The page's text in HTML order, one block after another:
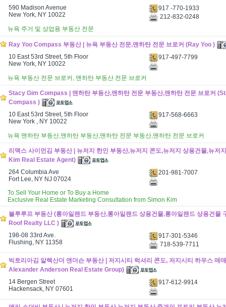
590 Madison Avenue
New York, NY 10022
917 -770-1933
212-832-0248
뉴욕 주거 및 상업용 부동산 전문
Ray Yoo Compass 부동산 | 뉴욕 부동산 전문,맨하탄 전문 브로커 (Ray Yoo )
10 East 53rd Street, 5th Floor
New York, NY 10022
917-497-7799
뉴욕 부동산 전문 브로커, 맨하탄 부동산 전문 브로커
Stacy Gim Compass | 맨하탄 부동산,맨하탄 전문 부동산,맨하탄 전문 브로커
Compass )
10 East 53rd Street, 5th Floor
New York , NY 10022
917-568-6663
뉴욕 맨하탄 부동산,맨하탄 부동산,맨하탄 전문 부동산,맨하탄 전문 브로커
리맥스 사이먼김 부동산 | 뉴저지 한인 부동산,뉴저지 콘도,뉴저지 상용건물,뉴저
Kim Real Estate Agent)
264 Columbia Ave
Fort Lee, NY NJ 07024
201-981-7007
To Sell Your Home or To Buy a Home
Exclusive Real Estate Marketing Consultation from Simon Kim
블루루프 부동산 (롱아일랜드 부동산,롱아일랜드 상용건물,롱아일랜드 상용건물
Roof Realty LLC )
198-08 33rd Ave.
Flushing, NY 11358
917-301-5346
718-539-7711
빅토리아김 알렉산더 앤더슨 부동산 | 저지시티 럭셔리 콘도, 저지시티 하우스 매
Alexander Anderson Real Estate Group)
14 Bergen Street
Hackensack, NY 07601
917-612-9914